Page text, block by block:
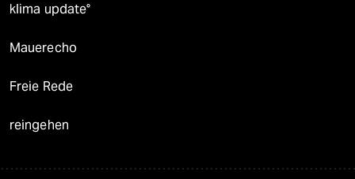
klima update°
Mauerecho
Freie Rede
reingehen